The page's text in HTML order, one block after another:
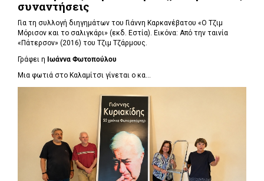
συναντήσεις
Για τη συλλογή διηγημάτων του Γιάννη Καρκανέβατου «Ο Τζιμ
Μόρισον και το σαλιγκάρι» (εκδ. Εστία). Εικόνα: Από την ταινία
«Πάτερσον» (2016) του Τζιμ Τζάρμους.
Γράφει η Ιωάννα Φωτοπούλου
Μια φωτιά στο Καλαμίτσι γίνεται ο κα...